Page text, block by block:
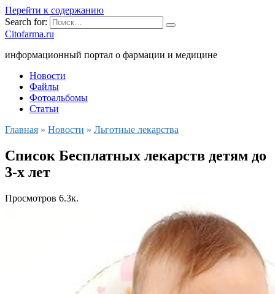
Перейти к содержанию
Search for:
Citofarma.ru
информационный портал о фармации и медицине
Новости
Файлы
Фотоальбомы
Статьи
Главная » Новости » Льготные лекарства
Список Бесплатных лекарств детям до
3-х лет
Просмотров 6.3к.